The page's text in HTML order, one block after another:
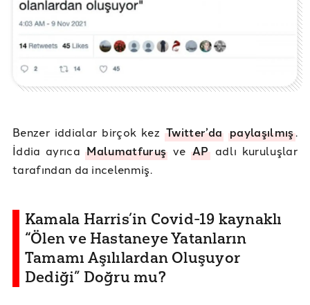
Benzer iddialar birçok kezTwitter’da paylaşılmış.
İddia ayrıcaMalumatfuruş ve APadlı kuruluşlar
tarafından da incelenmiş.
Kamala Harris’in Covid-19 kaynaklı
“Ölen ve Hastaneye Yatanların
Tamamı Aşılılardan Oluşuyor
Dediği” Doğru mu?